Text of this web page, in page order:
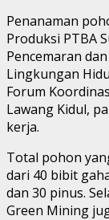
Penanaman
Produksi PTBA
Pencemaran
Lingkungan
Forum
Lawang Kidul,
kerja.
Total pohon
dari 40 bibit
dan 30 pinus.
Green Mining